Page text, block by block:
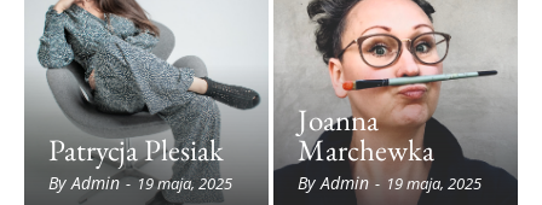
Patrycja Plesiak
By Admin - 19 maja, 2025
Joanna
Marchewka
By Admin - 19 maja, 2025